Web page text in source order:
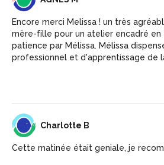
Encore merci Melissa ! un très
mère-fille pour un atelier encadré
patience par Mélissa. Mélissa
professionnel et d'apprentissage de
CB Charlotte B
Cette matinée était geniale, je